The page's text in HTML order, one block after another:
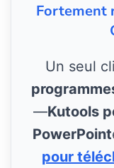
Fortement
Un seul
—Kutools
PowerPoint
pour